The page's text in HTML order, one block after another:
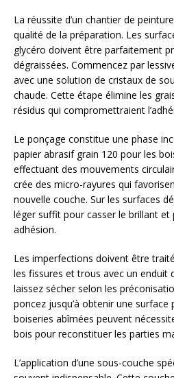
La réussite d’un chantier de
qualité de la préparation. Les
glycéro doivent être parfaitement
dégraissées. Commencez par
avec une solution de cristaux de
chaude. Cette étape élimine les
résidus qui compromettraient
Le ponçage constitue une phase
papier abrasif grain 120 pour les
effectuant des mouvements
crée des micro-rayures qui
nouvelle couche. Sur les surfaces
léger suffit pour casser le brillant
adhésion.
Les imperfections doivent être
les fissures et trous avec un enduit
laissez sécher selon les
poncez jusqu’à obtenir une
boiseries abîmées peuvent
bois pour reconstituer les parties
L’application d’une sous-couche